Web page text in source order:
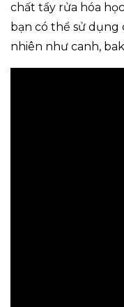
chất tẩy rửa hóa
bạn có thể sử
nhiên như canh,